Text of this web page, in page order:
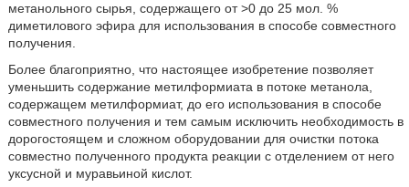
метанольного сырья, содержащего от >0 до 25 мол. %
диметилового эфира для использования в способе совместного
получения.
Более благоприятно, что настоящее изобретение позволяет
уменьшить содержание метилформиата в потоке метанола,
содержащем метилформиат, до его использования в способе
совместного получения и тем самым исключить необходимость в
дорогостоящем и сложном оборудовании для очистки потока
совместно полученного продукта реакции с отделением от него
уксусной и муравьиной кислот.